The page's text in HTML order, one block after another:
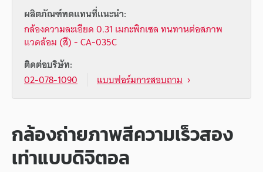
ผลิตภัณฑ์ทดแทนที่แนะนำ:
กล้องความละเอียด 0.31 เมกะพิกเซล ทนทานต่อสภาพ
แวดล้อม (สี) - CA-035C
ติดต่อบริษัท:
02-078-1090
แบบฟอร์มการสอบถาม
กล้องถ่ายภาพสีความเร็วสอง
เท่าแบบดิจิตอล